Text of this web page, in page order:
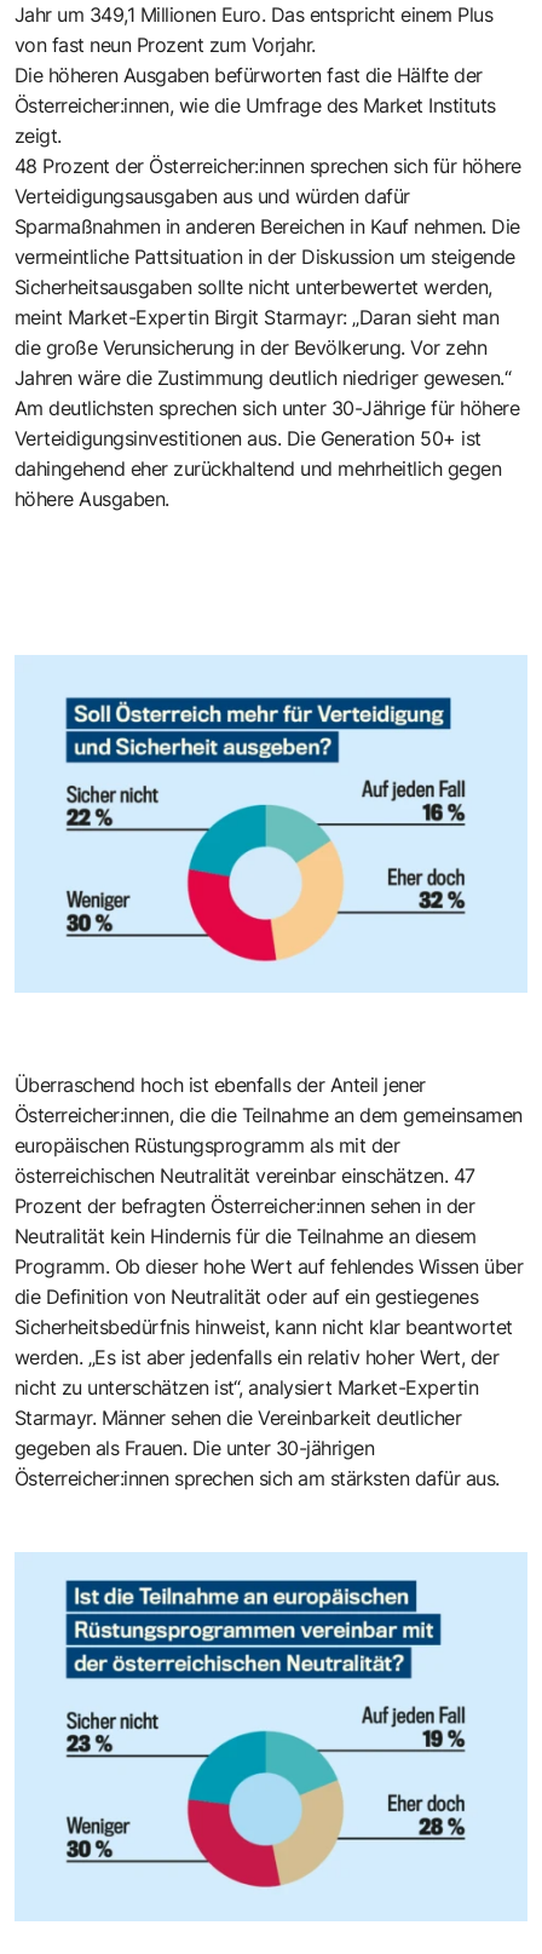
Jahr um 349,1 Millionen Euro. Das entspricht einem Plus
von fast neun Prozent zum Vorjahr.
Die höheren Ausgaben befürworten fast die Hälfte der
Österreicher:innen, wie die Umfrage des Market Instituts
zeigt.
48 Prozent der Österreicher:innen sprechen sich für höhere
Verteidigungsausgaben aus und würden dafür
Sparmaßnahmen in anderen Bereichen in Kauf nehmen. Die
vermeintliche Pattsituation in der Diskussion um steigende
Sicherheitsausgaben sollte nicht unterbewertet werden,
meint Market-Expertin Birgit Starmayr: „Daran sieht man
die große Verunsicherung in der Bevölkerung. Vor zehn
Jahren wäre die Zustimmung deutlich niedriger gewesen.“
Am deutlichsten sprechen sich unter 30-Jährige für höhere
Verteidigungsinvestitionen aus. Die Generation 50+ ist
dahingehend eher zurückhaltend und mehrheitlich gegen
höhere Ausgaben.
Überraschend hoch ist ebenfalls der Anteil jener
Österreicher:innen, die die Teilnahme an dem gemeinsamen
europäischen Rüstungsprogramm als mit der
österreichischen Neutralität vereinbar einschätzen. 47
Prozent der befragten Österreicher:innen sehen in der
Neutralität kein Hindernis für die Teilnahme an diesem
Programm. Ob dieser hohe Wert auf fehlendes Wissen über
die Definition von Neutralität oder auf ein gestiegenes
Sicherheitsbedürfnis hinweist, kann nicht klar beantwortet
werden. „Es ist aber jedenfalls ein relativ hoher Wert, der
nicht zu unterschätzen ist“, analysiert Market-Expertin
Starmayr. Männer sehen die Vereinbarkeit deutlicher
gegeben als Frauen. Die unter 30-jährigen
Österreicher:innen sprechen sich am stärksten dafür aus.